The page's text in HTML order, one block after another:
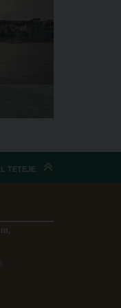
TETEJE